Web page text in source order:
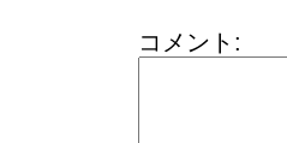
コメント: